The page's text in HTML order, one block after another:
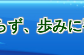
ず、歩み